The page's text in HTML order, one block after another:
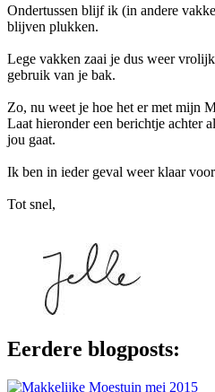
Ondertussen blijf ik (in andere
blijven plukken.
Lege vakken zaai je dus weer
gebruik van je bak.
Zo, nu weet je hoe het er met mijn
Laat hieronder een berichtje achter
jou gaat.
Ik ben in ieder geval weer klaar
Tot snel,
Eerdere blogposts: